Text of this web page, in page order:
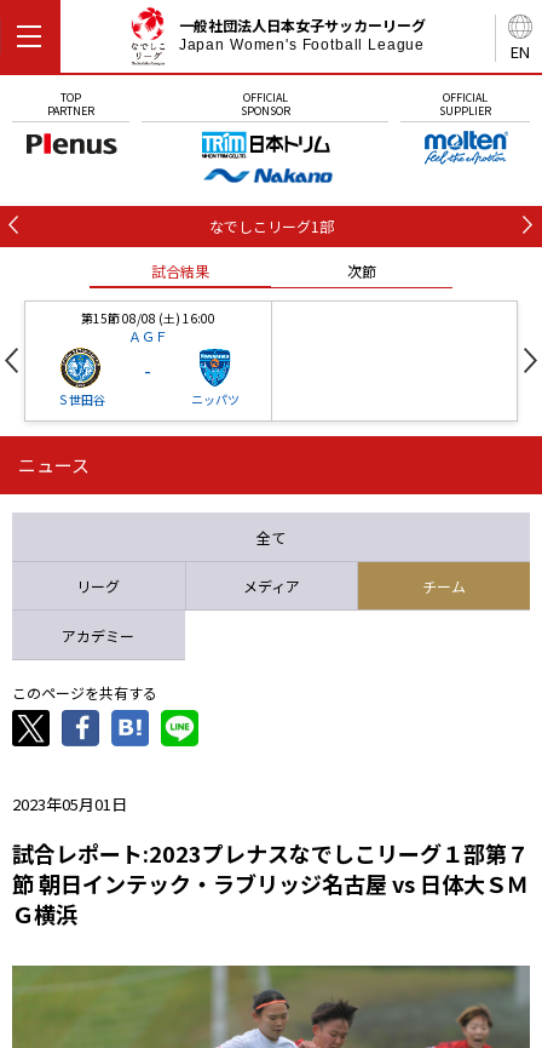
EN
一般社団法人日本女子サッカーリーグ
Japan Women's Football League
TOP
PARTNER
OFFICIAL
SPONSOR
OFFICIAL
SUPPLIER
なでしこリーグ1部
試合結果 次節
第15節 08/08 (土) 16:00
ＡＧＦ
Ｓ世田谷
-
ニッパツ
第16節 09/05 (土) 15:00
ニッパツ 石人の星
ニュース
全て
リーグ メディア チーム
アカデミー
このページを共有する
2023年05月01日
試合レポート:2023プレナスなでしこリーグ１部第７
節 朝日インテック・ラブリッジ名古屋 vs 日体大ＳＭ
Ｇ横浜